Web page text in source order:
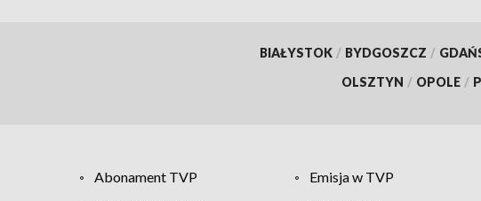
BIAŁYSTOK / BYDGOSZCZ /
OLSZTYN / OPOLE /
Abonament TVP Emisja w TVP